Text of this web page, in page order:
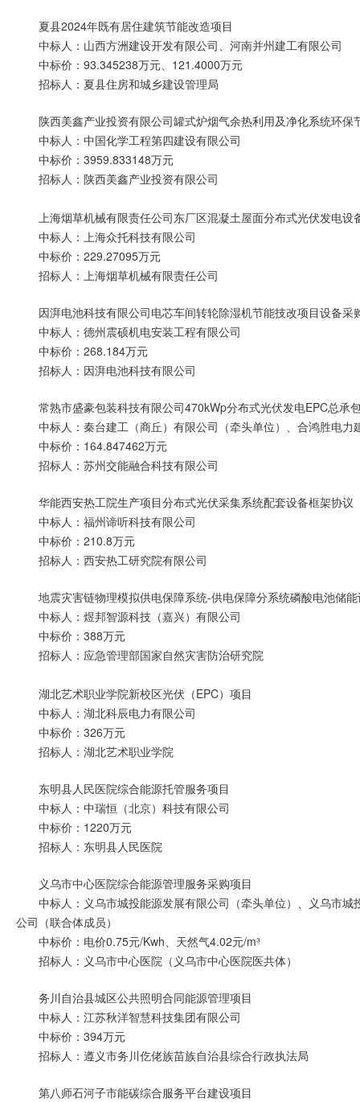
夏县2024年既有居住建筑节能改造项目
中标人：山西方洲建设开发有限公司、河南并州建工有限公司
中标价：93.345238万元、121.4000万元
招标人：夏县住房和城乡建设管理局
陕西美鑫产业投资有限公司罐式炉烟气余热利用及净化系统环保
中标人：中国化学工程第四建设有限公司
中标价：3959.833148万元
招标人：陕西美鑫产业投资有限公司
上海烟草机械有限责任公司东厂区混凝土屋面分布式光伏发电设
中标人：上海众托科技有限公司
中标价：229.27095万元
招标人：上海烟草机械有限责任公司
因湃电池科技有限公司电芯车间转轮除湿机节能技改项目设备采
中标人：德州震硕机电安装工程有限公司
中标价：268.184万元
招标人：因湃电池科技有限公司
常熟市盛豪包装科技有限公司470kWp分布式光伏发电EPC总承
中标人：秦台建工（商丘）有限公司（牵头单位）、合鸿胜电
中标价：164.847462万元
招标人：苏州交能融合科技有限公司
华能西安热工院生产项目分布式光伏采集系统配套设备框架协议
中标人：福州谛听科技有限公司
中标价：210.8万元
招标人：西安热工研究院有限公司
地震灾害链物理模拟供电保障系统-供电保障分系统磷酸电池储
中标人：煜邦智源科技（嘉兴）有限公司
中标价：388万元
招标人：应急管理部国家自然灾害防治研究院
湖北艺术职业学院新校区光伏（EPC）项目
中标人：湖北科辰电力有限公司
中标价：326万元
招标人：湖北艺术职业学院
东明县人民医院综合能源托管服务项目
中标人：中瑞恒（北京）科技有限公司
中标价：1220万元
招标人：东明县人民医院
义乌市中心医院综合能源管理服务采购项目
中标人：义乌市城投能源发展有限公司（牵头单位）、义乌市
公司（联合体成员）
中标价：电价0.75元/Kwh、天然气4.02元/m³
招标人：义乌市中心医院（义乌市中心医院医共体）
务川自治县城区公共照明合同能源管理项目
中标人：江苏秋洋智慧科技集团有限公司
中标价：394万元
招标人：遵义市务川仡佬族苗族自治县综合行政执法局
第八师石河子市能碳综合服务平台建设项目